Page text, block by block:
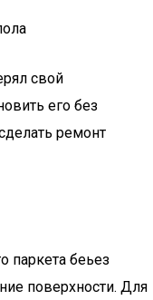
свой
его без
ремонт
паркета беьез
поверхности. Для